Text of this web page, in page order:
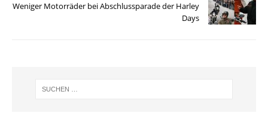
Weniger Motorräder bei Abschlussparade der Harley
Days